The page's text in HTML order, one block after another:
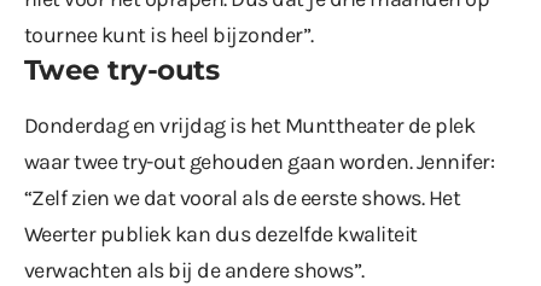
tournee kunt is heel bijzonder”.
Twee try-outs
Donderdag en vrijdag is het Munttheater de plek
waar twee try-out gehouden gaan worden. Jennifer:
“Zelf zien we dat vooral als de eerste shows. Het
Weerter publiek kan dus dezelfde kwaliteit
verwachten als bij de andere shows”.